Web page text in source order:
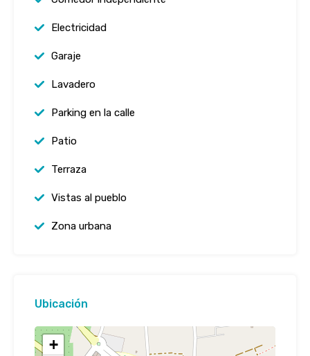
Electricidad
Garaje
Lavadero
Parking en la calle
Patio
Terraza
Vistas al pueblo
Zona urbana
Ubicación
+